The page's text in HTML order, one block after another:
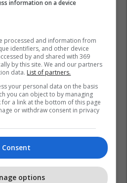
information on a device
processed and information from
identifiers, and other device
by and shared with 369
by this site. We and our partners
data. List of partners.
your personal data on the basis
you can object to by managing
a link at the bottom of this page
or withdraw consent in privacy
Consent
options